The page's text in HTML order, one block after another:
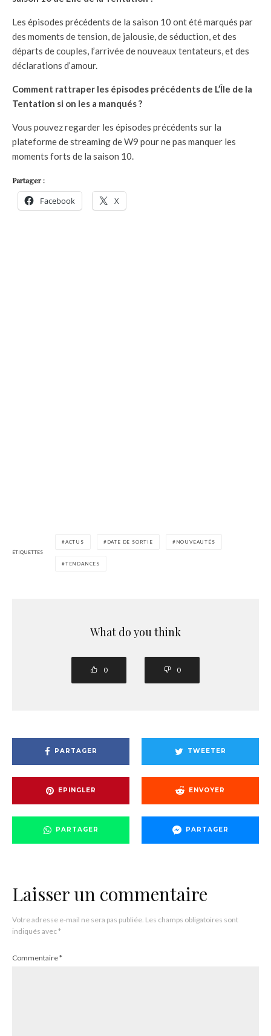
Les épisodes précédents de la saison 10 ont été marqués par
des moments de tension, de jalousie, de séduction, et des
départs de couples, l’arrivée de nouveaux tentateurs, et des
déclarations d’amour.
Comment rattraper les épisodes précédents de L’Île de la
Tentation si on les a manqués ?
Vous pouvez regarder les épisodes précédents sur la
plateforme de streaming de W9 pour ne pas manquer les
moments forts de la saison 10.
Partager :
Facebook X
ÉTIQUETTES
ACTUS DATE DE SORTIE NOUVEAUTÉS
TENDANCES
What do you think
0 0
PARTAGER TWEETER
EPINGLER ENVOYER
PARTAGER PARTAGER
Laisser un commentaire
Votre adresse e-mail ne sera pas publiée. Les champs obligatoires sont
indiqués avec*
Commentaire*